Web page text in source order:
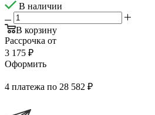
В наличии
В корзину
Рассрочка от
3 175 ₽
Оформить
4 платежа по 28 582 ₽